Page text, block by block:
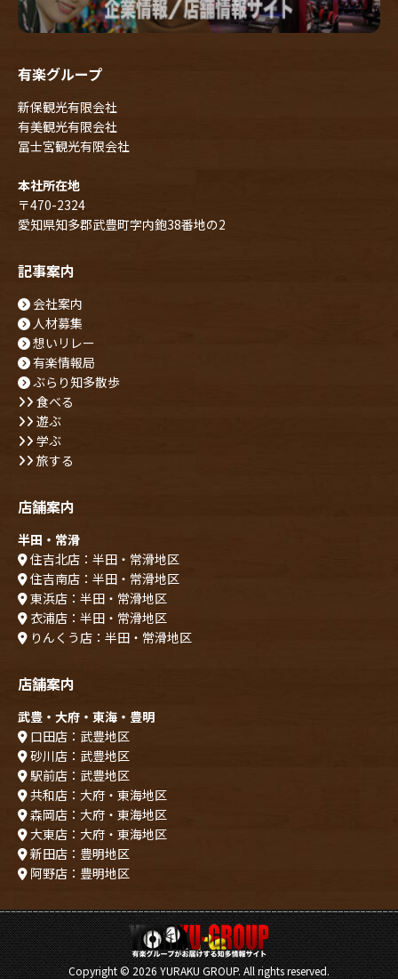
有楽グループ
新保観光有限会社
有美観光有限会社
冨士宮観光有限会社
本社所在地
〒470-2324
愛知県知多郡武豊町字内鉋38番地の2
記事案内
会社案内
人材募集
想いリレー
有楽情報局
ぶらり知多散歩
食べる
遊ぶ
学ぶ
旅する
店舗案内
半田・常滑
住吉北店：半田・常滑地区
住吉南店：半田・常滑地区
東浜店：半田・常滑地区
衣浦店：半田・常滑地区
りんくう店：半田・常滑地区
店舗案内
武豊・大府・東海・豊明
口田店：武豊地区
砂川店：武豊地区
駅前店：武豊地区
共和店：大府・東海地区
森岡店：大府・東海地区
大東店：大府・東海地区
新田店：豊明地区
阿野店：豊明地区
Copyright ©2026 YURAKU GROUP. All rights reserved.